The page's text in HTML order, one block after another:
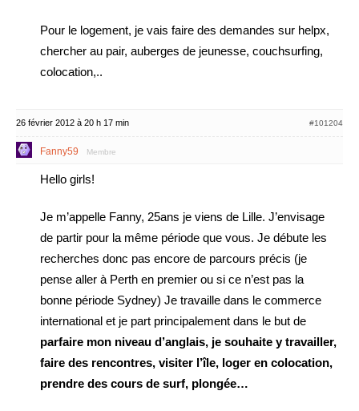
Pour le logement, je vais faire des demandes sur helpx,
chercher au pair, auberges de jeunesse, couchsurfing,
colocation,..
26 février 2012 à 20 h 17 min #101204
Fanny59 Membre
Hello girls!
Je m’appelle Fanny, 25ans je viens de Lille. J’envisage
de partir pour la même période que vous. Je débute les
recherches donc pas encore de parcours précis (je
pense aller à Perth en premier ou si ce n’est pas la
bonne période Sydney) Je travaille dans le commerce
international et je part principalement dans le but de
parfaire mon niveau d’anglais, je souhaite y travailler,
faire des rencontres, visiter l’île, loger en colocation,
prendre des cours de surf, plongée…